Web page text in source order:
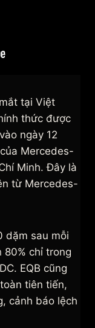
tại Việt
thức được
ngày 12
Mercedes-
Minh. Đây là
từ Mercedes-
dặm sau mỗi
80% chỉ trong
EQB cũng
tiên tiến,
cảnh báo lệch